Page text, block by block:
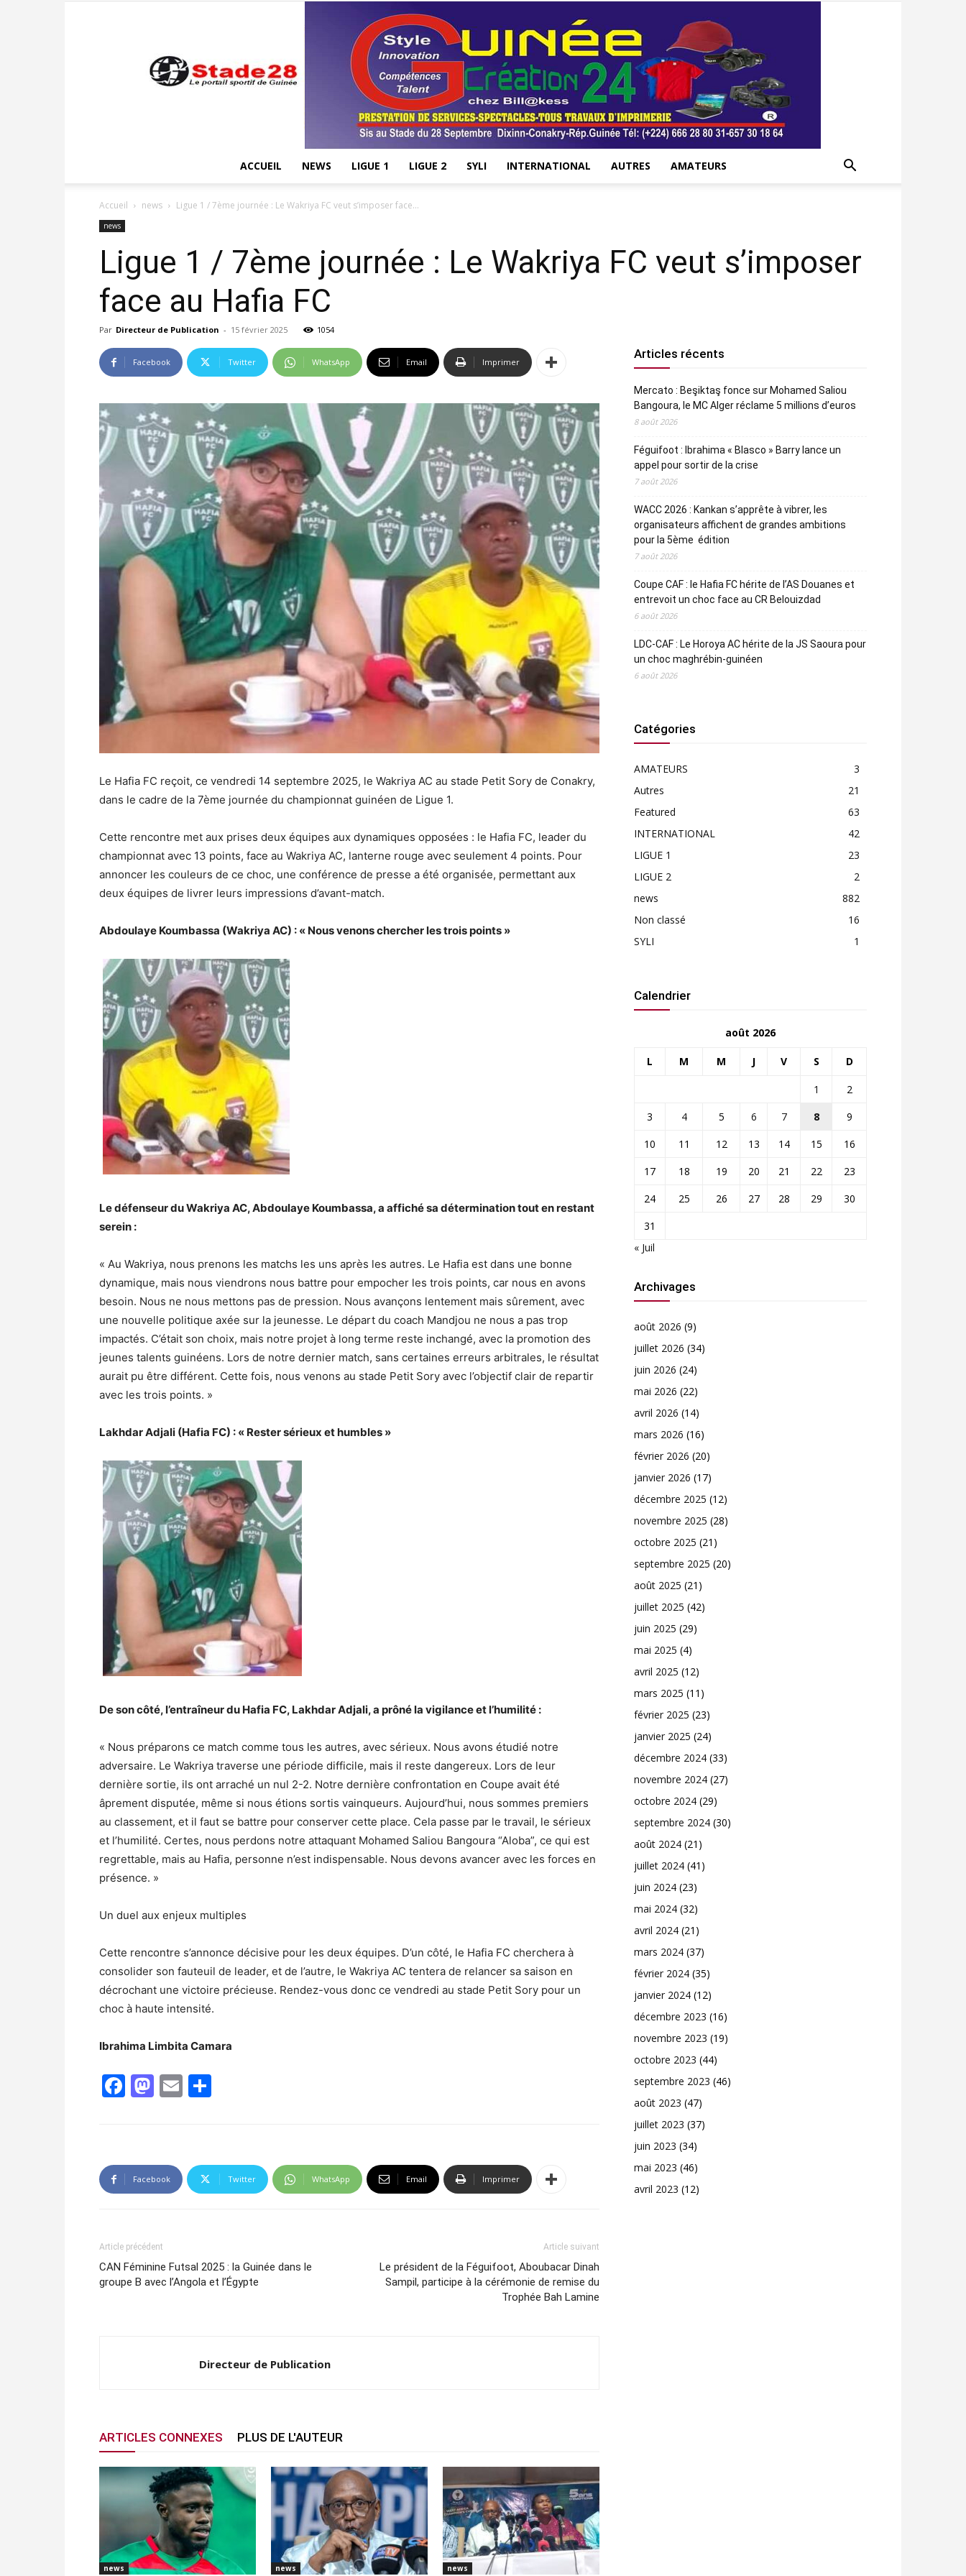
ACCUEIL NEWS LIGUE 1 LIGUE 2 SYLI INTERNATIONAL AUTRES AMATEURS
Accueil news Ligue 1 / 7ème journée : Le Wakriya FC veut s’imposer face...
news
Ligue 1 / 7ème journée : Le Wakriya FC veut s’imposer
face au Hafia FC
Par Directeur de Publication - 15 février 2025 1054
Facebook Twitter WhatsApp Email Imprimer
Le Hafia FC reçoit, ce vendredi 14 septembre 2025, le Wakriya AC au stade Petit Sory de Conakry,
dans le cadre de la 7ème journée du championnat guinéen de Ligue 1.
Cette rencontre met aux prises deux équipes aux dynamiques opposées : le Hafia FC, leader du
championnat avec 13 points, face au Wakriya AC, lanterne rouge avec seulement 4 points. Pour
annoncer les couleurs de ce choc, une conférence de presse a été organisée, permettant aux
deux équipes de livrer leurs impressions d’avant-match.
Abdoulaye Koumbassa (Wakriya AC) : « Nous venons chercher les trois points »
Le défenseur du Wakriya AC, Abdoulaye Koumbassa, a affiché sa détermination tout en restant
serein :
« Au Wakriya, nous prenons les matchs les uns après les autres. Le Hafia est dans une bonne
dynamique, mais nous viendrons nous battre pour empocher les trois points, car nous en avons
besoin. Nous ne nous mettons pas de pression. Nous avançons lentement mais sûrement, avec
une nouvelle politique axée sur la jeunesse. Le départ du coach Mandjou ne nous a pas trop
impactés. C’était son choix, mais notre projet à long terme reste inchangé, avec la promotion des
jeunes talents guinéens. Lors de notre dernier match, sans certaines erreurs arbitrales, le résultat
aurait pu être différent. Cette fois, nous venons au stade Petit Sory avec l’objectif clair de repartir
avec les trois points. »
Lakhdar Adjali (Hafia FC) : « Rester sérieux et humbles »
De son côté, l’entraîneur du Hafia FC, Lakhdar Adjali, a prôné la vigilance et l’humilité :
« Nous préparons ce match comme tous les autres, avec sérieux. Nous avons étudié notre
adversaire. Le Wakriya traverse une période difficile, mais il reste dangereux. Lors de leur
dernière sortie, ils ont arraché un nul 2-2. Notre dernière confrontation en Coupe avait été
âprement disputée, même si nous étions sortis vainqueurs. Aujourd’hui, nous sommes premiers
au classement, et il faut se battre pour conserver cette place. Cela passe par le travail, le sérieux
et l’humilité. Certes, nous perdons notre attaquant Mohamed Saliou Bangoura “Aloba”, ce qui est
regrettable, mais au Hafia, personne n’est indispensable. Nous devons avancer avec les forces en
présence. »
Un duel aux enjeux multiples
Cette rencontre s’annonce décisive pour les deux équipes. D’un côté, le Hafia FC cherchera à
consolider son fauteuil de leader, et de l’autre, le Wakriya AC tentera de relancer sa saison en
décrochant une victoire précieuse. Rendez-vous donc ce vendredi au stade Petit Sory pour un
choc à haute intensité.
Ibrahima Limbita Camara
Facebook
Mastodon
Email
Facebook Twitter WhatsApp Email Imprimer
Article précédent
CAN Féminine Futsal 2025 : la Guinée dans le
groupe B avec l’Angola et l’Égypte
Article suivant
Le président de la Féguifoot, Aboubacar Dinah
Sampil, participe à la cérémonie de remise du
Trophée Bah Lamine
Directeur de Publication
ARTICLES CONNEXES PLUS DE L'AUTEUR
news news news
Articles récents
Mercato : Beşiktaş fonce sur Mohamed Saliou
Bangoura, le MC Alger réclame 5 millions d’euros
8 août 2026
Féguifoot : Ibrahima « Blasco » Barry lance un
appel pour sortir de la crise
7 août 2026
WACC 2026 : Kankan s’apprête à vibrer, les
organisateurs affichent de grandes ambitions
pour la 5ème édition
7 août 2026
Coupe CAF : le Hafia FC hérite de l’AS Douanes et
entrevoit un choc face au CR Belouizdad
6 août 2026
LDC-CAF : Le Horoya AC hérite de la JS Saoura pour
un choc maghrébin-guinéen
6 août 2026
Catégories
AMATEURS
3
Autres
21
Featured
63
INTERNATIONAL
42
LIGUE 1
23
LIGUE 2
2
news
882
Non classé
16
SYLI
1
Calendrier
août 2026
L M M J V S D
1
2
3
4 5 6 7 8
9
10
11 12 13 14 15
16
17
18 19 20 21 22
23
24
25 26 27 28 29
30
31
« Juil
Archivages
août 2026 (9)
juillet 2026 (34)
juin 2026 (24)
mai 2026 (22)
avril 2026 (14)
mars 2026 (16)
février 2026 (20)
janvier 2026 (17)
décembre 2025 (12)
novembre 2025 (28)
octobre 2025 (21)
septembre 2025 (20)
août 2025 (21)
juillet 2025 (42)
juin 2025 (29)
mai 2025 (4)
avril 2025 (12)
mars 2025 (11)
février 2025 (23)
janvier 2025 (24)
décembre 2024 (33)
novembre 2024 (27)
octobre 2024 (29)
septembre 2024 (30)
août 2024 (21)
juillet 2024 (41)
juin 2024 (23)
mai 2024 (32)
avril 2024 (21)
mars 2024 (37)
février 2024 (35)
janvier 2024 (12)
décembre 2023 (16)
novembre 2023 (19)
octobre 2023 (44)
septembre 2023 (46)
août 2023 (47)
juillet 2023 (37)
juin 2023 (34)
mai 2023 (46)
avril 2023 (12)